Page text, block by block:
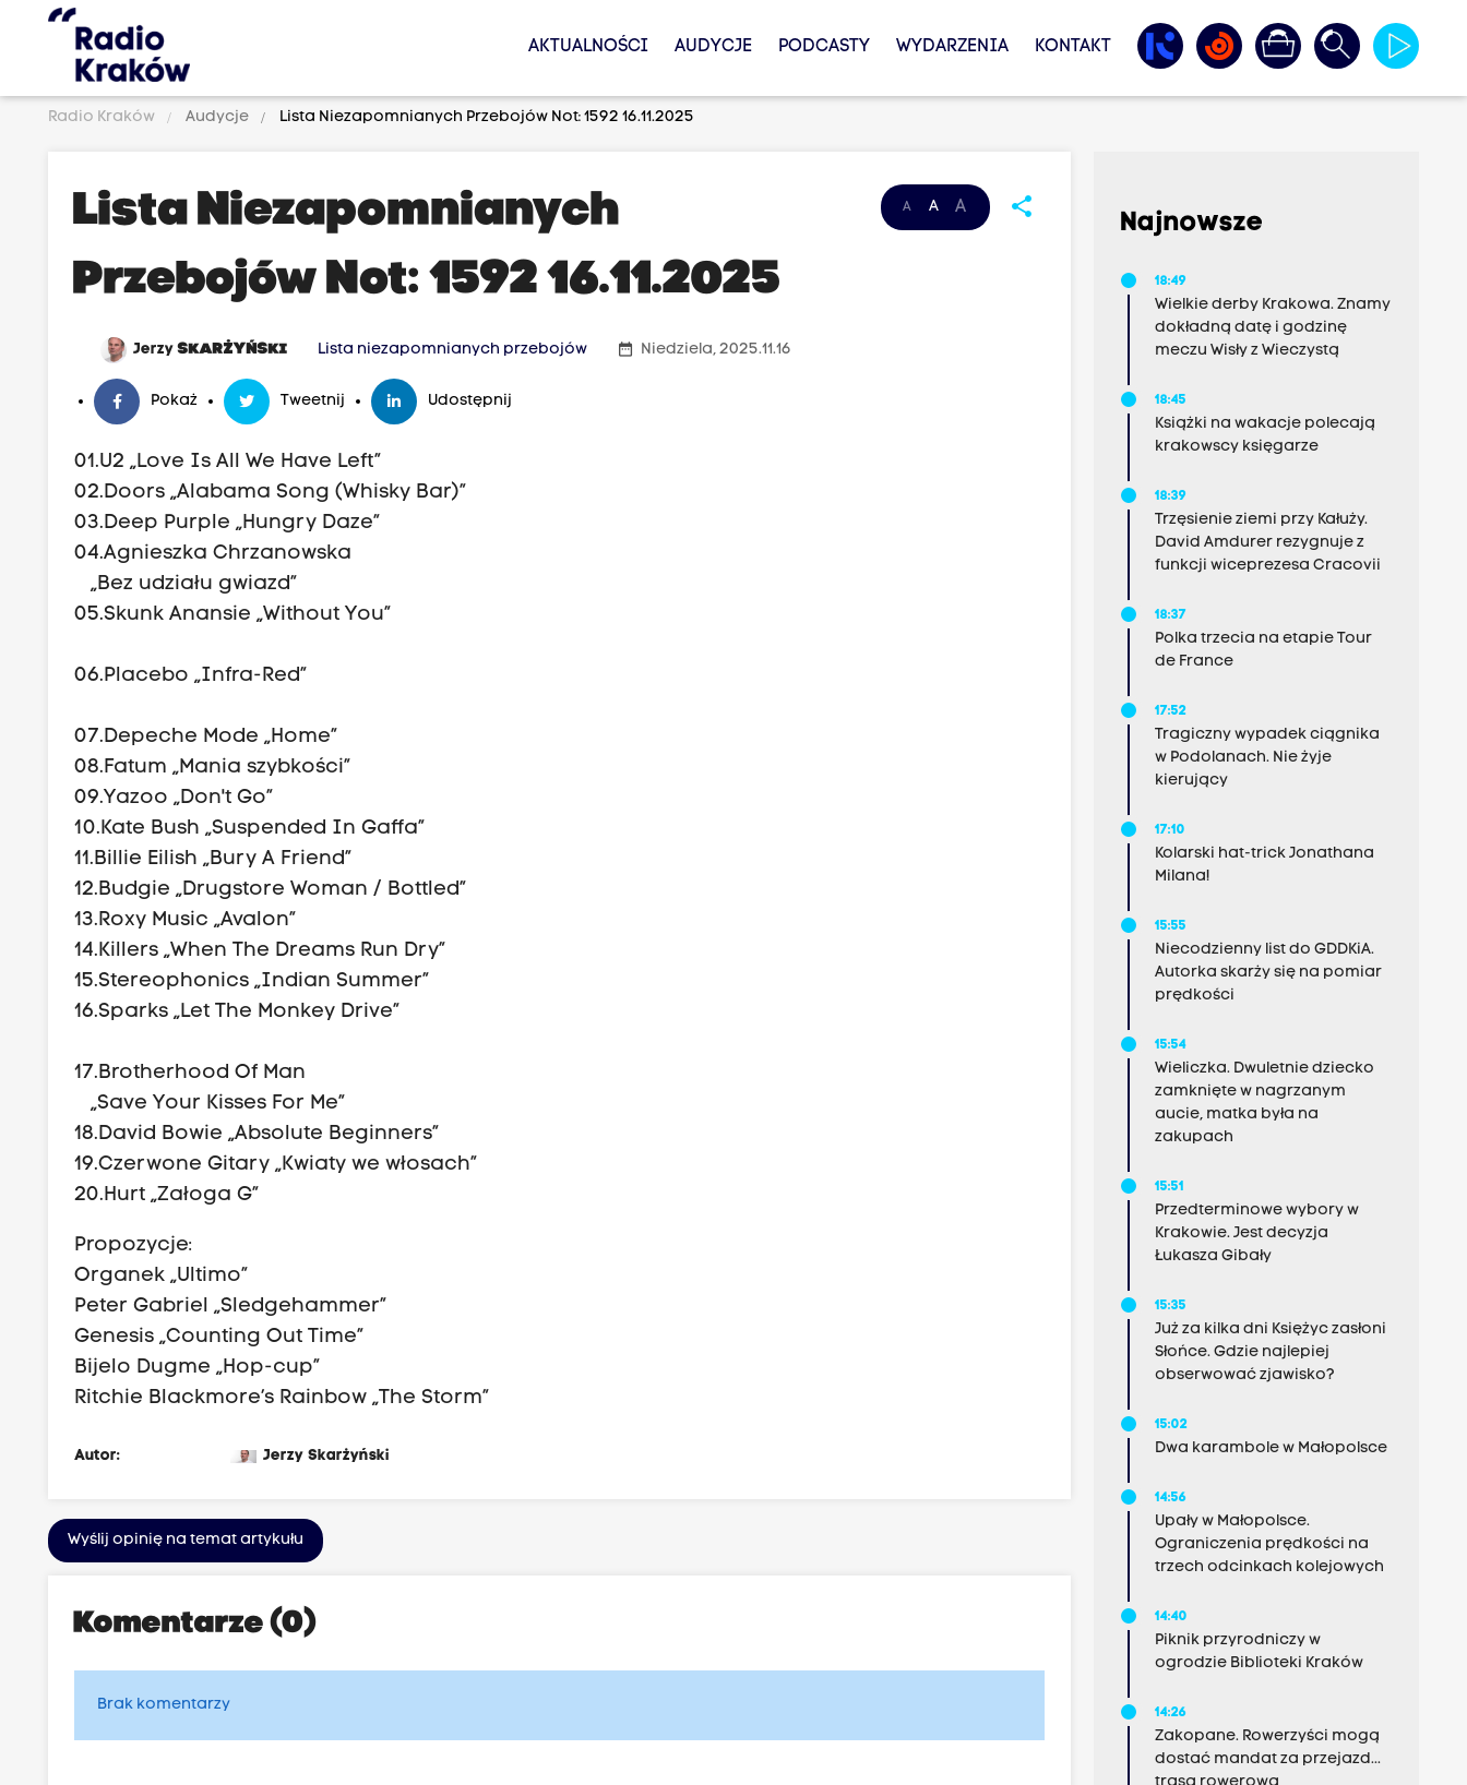
AKTUALNOŚCI AUDYCJE PODCASTY WYDARZENIA KONTAKT
Radio Kraków Audycje Lista Niezapomnianych Przebojów Not: 1592 16.11.2025
A A A share
Lista Niezapomnianych
Przebojów Not: 1592 16.11.2025
JerzySKARŻYŃSKI Lista niezapomnianych przebojów date_range Niedziela, 2025.11.16
Pokaż Tweetnij Udostępnij
01.U2 „Love Is All We Have Left”
02.Doors „Alabama Song (Whisky Bar)”
03.Deep Purple „Hungry Daze”
04.Agnieszka Chrzanowska
„Bez udziału gwiazd”
05.Skunk Anansie „Without You”
06.Placebo „Infra-Red”
07.Depeche Mode „Home”
08.Fatum „Mania szybkości”
09.Yazoo „Don't Go”
10.Kate Bush „Suspended In Gaffa”
11.Billie Eilish „Bury A Friend”
12.Budgie „Drugstore Woman / Bottled”
13.Roxy Music „Avalon”
14.Killers „When The Dreams Run Dry”
15.Stereophonics „Indian Summer”
16.Sparks „Let The Monkey Drive”
17.Brotherhood Of Man
„Save Your Kisses For Me”
18.David Bowie „Absolute Beginners”
19.Czerwone Gitary „Kwiaty we włosach”
20.Hurt „Załoga G”
Propozycje:
Organek „Ultimo”
Peter Gabriel „Sledgehammer”
Genesis „Counting Out Time”
Bijelo Dugme „Hop-cup”
Ritchie Blackmore’s Rainbow „The Storm”
Autor: Jerzy Skarżyński
Wyślij opinię na temat artykułu
Komentarze (0)
Brak komentarzy
Najnowsze
18:49
Wielkie derby Krakowa. Znamy
dokładną datę i godzinę
meczu Wisły z Wieczystą
18:45
Książki na wakacje polecają
krakowscy księgarze
18:39
Trzęsienie ziemi przy Kałuży.
David Amdurer rezygnuje z
funkcji wiceprezesa Cracovii
18:37
Polka trzecia na etapie Tour
de France
17:52
Tragiczny wypadek ciągnika
w Podolanach. Nie żyje
kierujący
17:10
Kolarski hat-trick Jonathana
Milana!
15:55
Niecodzienny list do GDDKiA.
Autorka skarży się na pomiar
prędkości
15:54
Wieliczka. Dwuletnie dziecko
zamknięte w nagrzanym
aucie, matka była na
zakupach
15:51
Przedterminowe wybory w
Krakowie. Jest decyzja
Łukasza Gibały
15:35
Już za kilka dni Księżyc zasłoni
Słońce. Gdzie najlepiej
obserwować zjawisko?
15:02
Dwa karambole w Małopolsce
14:56
Upały w Małopolsce.
Ograniczenia prędkości na
trzech odcinkach kolejowych
14:40
Piknik przyrodniczy w
ogrodzie Biblioteki Kraków
14:26
Zakopane. Rowerzyści mogą
dostać mandat za przejazd...